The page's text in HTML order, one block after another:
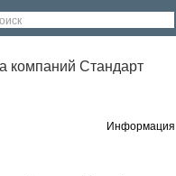
компаний Стандарт
Информация